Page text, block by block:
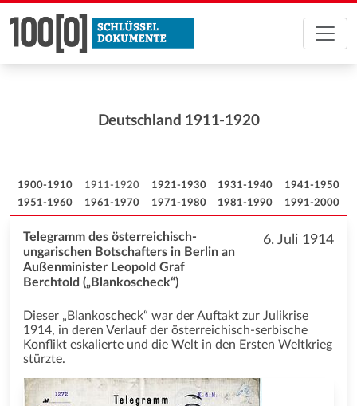
Deutschland 1911-1920
1900-1910 1911-1920 1921-1930 1931-1940
1941-1950
1951-1960
1961-1970 1971-1980 1981-1990 1991-2000
6. Juli 1914
Telegramm des österreichisch-
ungarischen Botschafters in Berlin an
Außenminister Leopold Graf
Berchtold („Blankoscheck“)
Dieser „Blankoscheck“ war der Auftakt zur Julikrise
1914, in deren Verlauf der österreichisch-serbische
Konflikt eskalierte und die Welt in den Ersten Weltkrieg
stürzte.